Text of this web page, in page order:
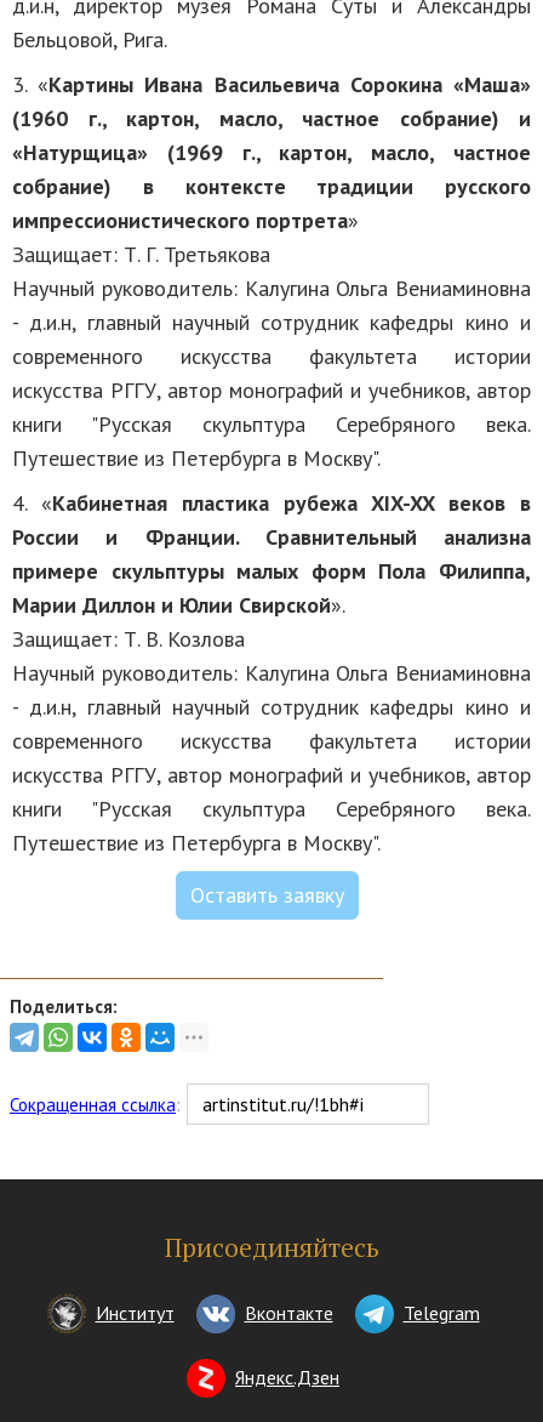
д.и.н, директор музея Романа Суты и Александры
Бельцовой, Рига.
3. «Картины Ивана Васильевича Сорокина «Маша»
(1960 г., картон, масло, частное собрание) и
«Натурщица» (1969 г., картон, масло, частное
собрание) в контексте традиции русского
импрессионистического портрета»
Защищает: Т. Г. Третьякова
Научный руководитель: Калугина Ольга Вениаминовна
- д.и.н, главный научный сотрудник кафедры кино и
современного искусства факультета истории
искусства РГГУ, автор монографий и учебников, автор
книги "Русская скульптура Серебряного века.
Путешествие из Петербурга в Москву".
4. «Кабинетная пластика рубежа XIX-XX веков в
России и Франции. Сравнительный анализна
примере скульптуры малых форм Пола Филиппа,
Марии Диллон и Юлии Свирской».
Защищает: Т. В. Козлова
Научный руководитель: Калугина Ольга Вениаминовна
- д.и.н, главный научный сотрудник кафедры кино и
современного искусства факультета истории
искусства РГГУ, автор монографий и учебников, автор
книги "Русская скульптура Серебряного века.
Путешествие из Петербурга в Москву".
Оставить заявку
Поделиться:
Сокращенная ссылка:
Присоединяйтесь
Институт Вконтакте Telegram
Яндекс.Дзен